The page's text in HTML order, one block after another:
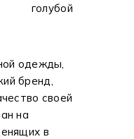
голубой
одежды,
бренд,
своей
на
в